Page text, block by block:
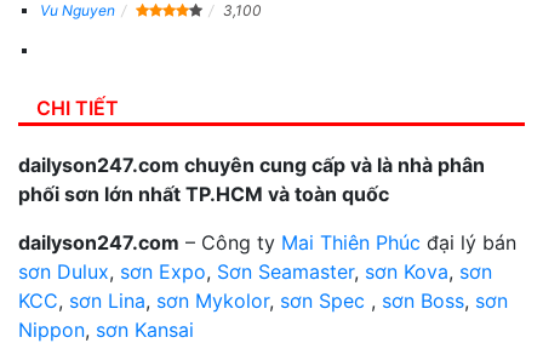
Vu Nguyen 3,100
CHI TIẾT
dailyson247.com chuyên cung cấp và là nhà phân
phối sơn lớn nhất TP.HCM và toàn quốc
dailyson247.com – Công ty Mai Thiên Phúc đại lý bán
sơn Dulux, sơn Expo, Sơn Seamaster, sơn Kova, sơn
KCC, sơn Lina, sơn Mykolor, sơn Spec , sơn Boss, sơn
Nippon, sơn Kansai